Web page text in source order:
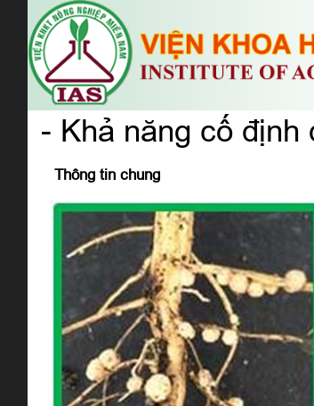
- Khả năng cố định
Thông tin chung